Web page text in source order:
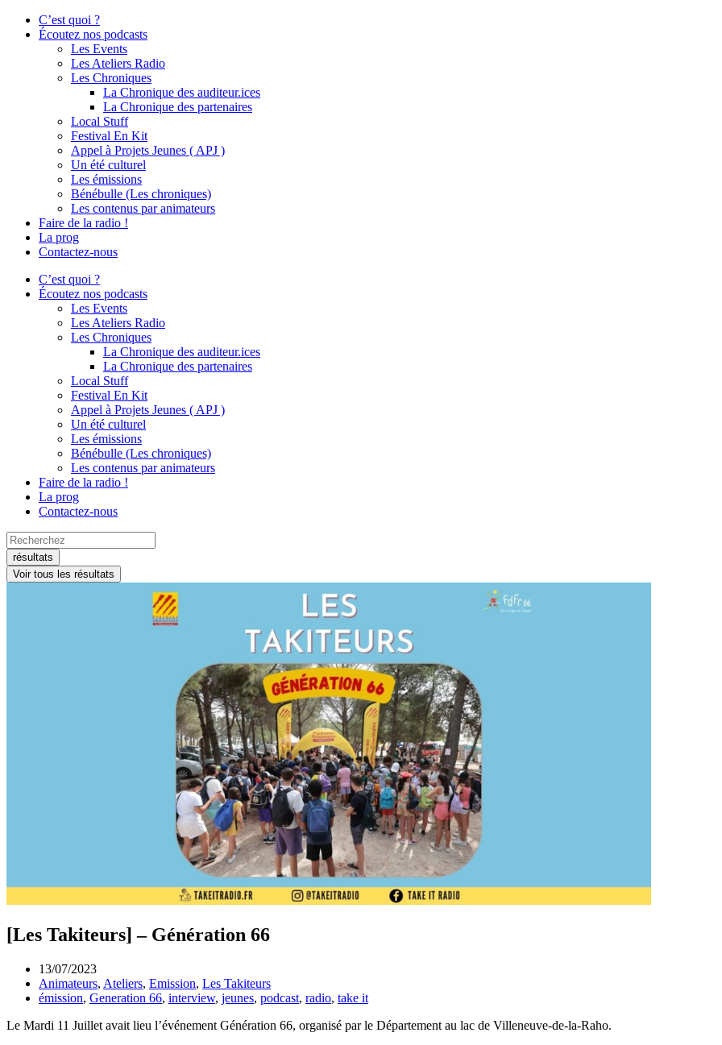
C’est quoi ?
Écoutez nos podcasts
Les Events
Les Ateliers Radio
Les Chroniques
La Chronique des auditeur.ices
La Chronique des partenaires
Local Stuff
Festival En Kit
Appel à Projets Jeunes ( APJ )
Un été culturel
Les émissions
Bénébulle (Les chroniques)
Les contenus par animateurs
Faire de la radio !
La prog
Contactez-nous
C’est quoi ?
Écoutez nos podcasts
Les Events
Les Ateliers Radio
Les Chroniques
La Chronique des auditeur.ices
La Chronique des partenaires
Local Stuff
Festival En Kit
Appel à Projets Jeunes ( APJ )
Un été culturel
Les émissions
Bénébulle (Les chroniques)
Les contenus par animateurs
Faire de la radio !
La prog
Contactez-nous
Search
...résultats
Voir tous les résultats
[Les Takiteurs] – Génération 66
13/07/2023
Animateurs, Ateliers, Emission, Les Takiteurs
émission, Generation 66, interview, jeunes, podcast, radio, take it
Le Mardi 11 Juillet avait lieu l’événement Génération 66, organisé par le Département au lac de Villeneuve-de-la-Raho.